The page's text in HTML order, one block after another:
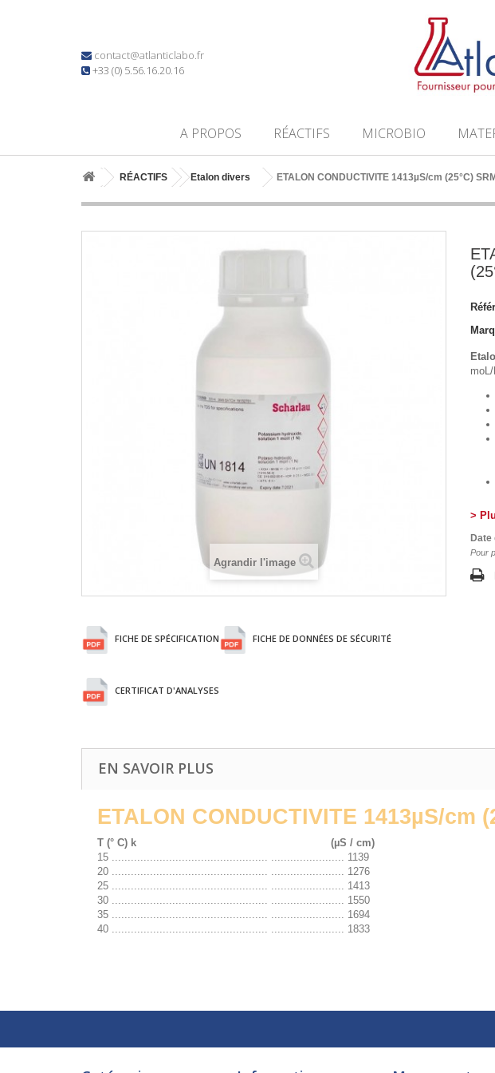
contact@atlanticlabo.fr
+33 (0) 5.56.16.20.16
A PROPOS RÉACTIFS MICROBIO
RÉACTIFS Etalon divers ETALON CONDUCTIVITE 1413µS/cm (25°C)
Agrandir l'image
FICHE DE SPÉCIFICATION FICHE DE DONNÉES DE SÉCURITÉ
CERTIFICAT D'ANALYSES
>
Pour
EN SAVOIR PLUS
ETALON CONDUCTIVITE 1413µS/cm
T (° C) k
(µS / cm)
15 ................................................. ....................... 1139
20 ................................................. ....................... 1276
25 ................................................. ....................... 1413
30 ................................................. ....................... 1550
35 ................................................. ....................... 1694
40 ................................................. ....................... 1833